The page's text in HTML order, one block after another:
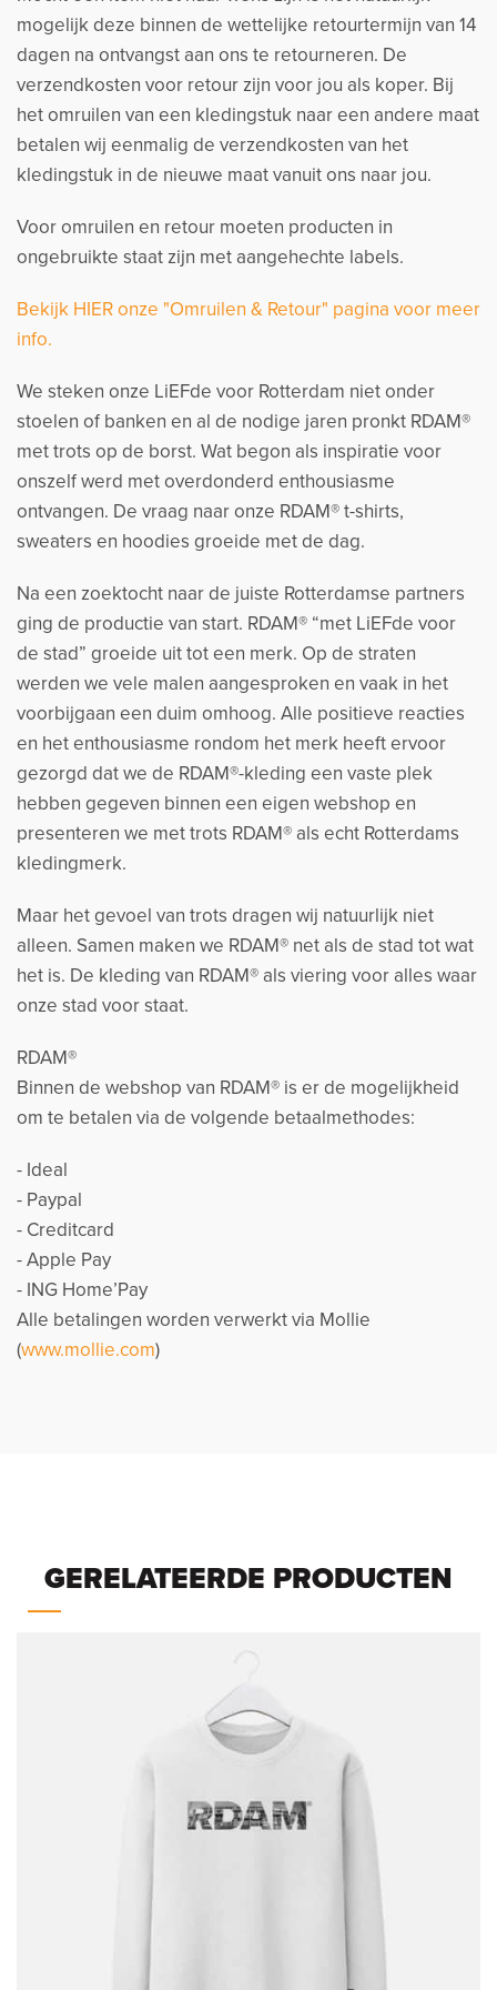
mogelijk deze binnen de wettelijke retourtermijn van 14
dagen na ontvangst aan ons te retourneren. De
verzendkosten voor retour zijn voor jou als koper. Bij
het omruilen van een kledingstuk naar een andere maat
betalen wij eenmalig de verzendkosten van het
kledingstuk in de nieuwe maat vanuit ons naar jou.
Voor omruilen en retour moeten producten in
ongebruikte staat zijn met aangehechte labels.
Bekijk HIER onze "Omruilen & Retour" pagina voor meer
info.
We steken onze LiEFde voor Rotterdam niet onder
stoelen of banken en al de nodige jaren pronkt RDAM®
met trots op de borst. Wat begon als inspiratie voor
onszelf werd met overdonderd enthousiasme
ontvangen. De vraag naar onze RDAM® t-shirts,
sweaters en hoodies groeide met de dag.
Na een zoektocht naar de juiste Rotterdamse partners
ging de productie van start. RDAM® “met LiEFde voor
de stad” groeide uit tot een merk. Op de straten
werden we vele malen aangesproken en vaak in het
voorbijgaan een duim omhoog. Alle positieve reacties
en het enthousiasme rondom het merk heeft ervoor
gezorgd dat we de RDAM®-kleding een vaste plek
hebben gegeven binnen een eigen webshop en
presenteren we met trots RDAM® als echt Rotterdams
kledingmerk.
Maar het gevoel van trots dragen wij natuurlijk niet
alleen. Samen maken we RDAM® net als de stad tot wat
het is. De kleding van RDAM® als viering voor alles waar
onze stad voor staat.
RDAM®
Binnen de webshop van RDAM® is er de mogelijkheid
om te betalen via de volgende betaalmethodes:
- Ideal
- Paypal
- Creditcard
- Apple Pay
- ING Home’Pay
Alle betalingen worden verwerkt via Mollie
(www.mollie.com)
GERELATEERDE PRODUCTEN